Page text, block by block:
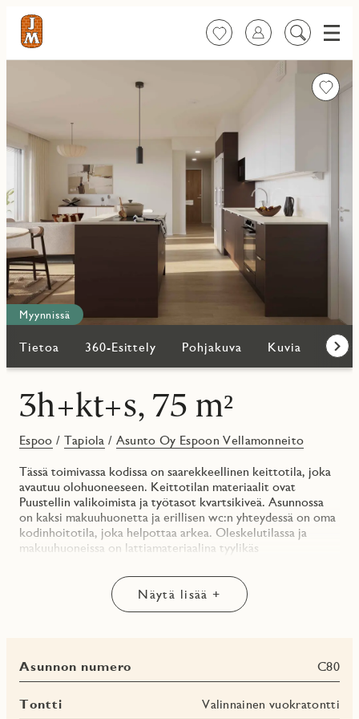
SuosikitKirjaudu sisään
Etsi
Myynnissä
Tietoa 360-Esittely Pohjakuva Kuvia
3h+kt+s, 75 m²
Espoo / Tapiola / Asunto Oy Espoon Vellamonneito
Tässä toimivassa kodissa on saarekkeellinen keittotila, joka
avautuu olohuoneeseen. Keittotilan materiaalit ovat
Puustellin valikoimista ja työtasot kvartsikiveä. Asunnossa
on kaksi makuuhuonetta ja erillisen wc:n yhteydessä on oma
kodinhoitotila, joka helpottaa arkea. Oleskelutilassa ja
makuuhuoneissa on lattiamateriaalina tyylikäs
kvartsikiviset ikkunalaudat. Kylpyhuoneen yhteydessä on
ikkunallinen sauna, jossa on ihana rentoutua arjen keskellä.
Lasitetulla terassilla on ihana vilvoitella löylyjen jälkeen.
Voit käydä tutustumassa Vellamonneidon asuntoihin ja
liikkua virtuaalisesti asunnon sisällä verkkosivuillamme
jmoy.fi/vellamonneito
Näytä lisää +
Asunnon numero C80
Tontti Valinnainen vuokratontti